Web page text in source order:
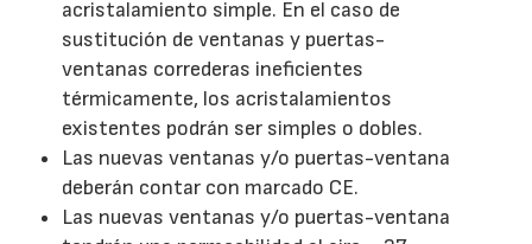
acristalamiento simple. En el caso de
sustitución de ventanas y puertas-
ventanas correderas ineficientes
térmicamente, los acristalamientos
existentes podrán ser simples o dobles.
Las nuevas ventanas y/o puertas-ventana
deberán contar con marcado CE.
Las nuevas ventanas y/o puertas-ventana